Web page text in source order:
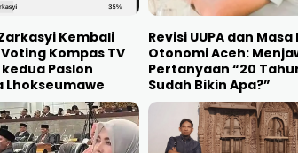
Kembali
Kompas TV
Paslon
Lhokseumawe
Revisi UUPA dan
Otonomi Aceh:
Pertanyaan “20
Sudah Bikin Apa?”